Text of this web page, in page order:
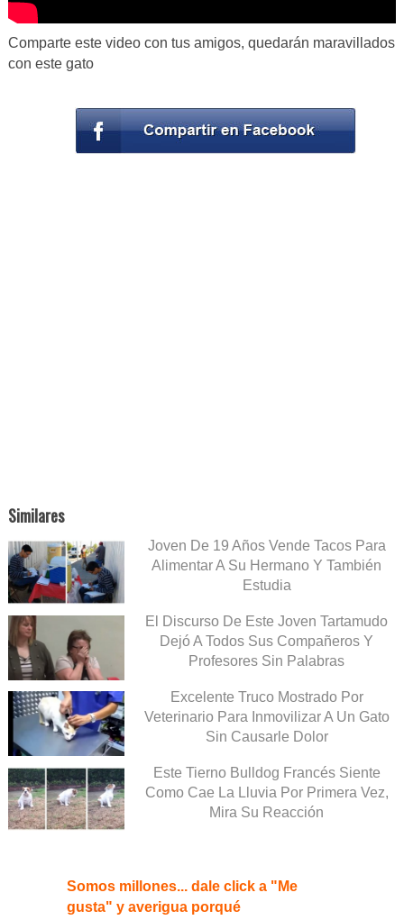
Comparte este video con tus amigos, quedarán maravillados
con este gato
Similares
Joven De 19 Años Vende Tacos Para
Alimentar A Su Hermano Y También
Estudia
El Discurso De Este Joven Tartamudo
Dejó A Todos Sus Compañeros Y
Profesores Sin Palabras
Excelente Truco Mostrado Por
Veterinario Para Inmovilizar A Un Gato
Sin Causarle Dolor
Este Tierno Bulldog Francés Siente
Como Cae La Lluvia Por Primera Vez,
Mira Su Reacción
Somos millones... dale click a "Me
gusta" y averigua porqué